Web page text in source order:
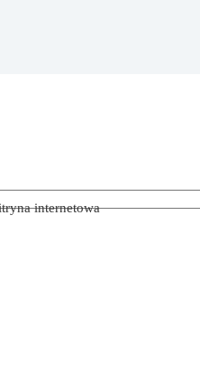
internetowa